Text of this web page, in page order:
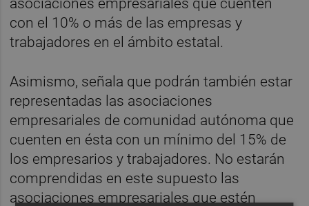
asociaciones empresariales que cuenten
con el 10% o más de las empresas y
trabajadores en el ámbito estatal.
Asimismo, señala que podrán también estar
representadas las asociaciones
empresariales de comunidad autónoma que
cuenten en ésta con un mínimo del 15% de
los empresarios y trabajadores. No estarán
comprendidas en este supuesto las
asociaciones empresariales que estén